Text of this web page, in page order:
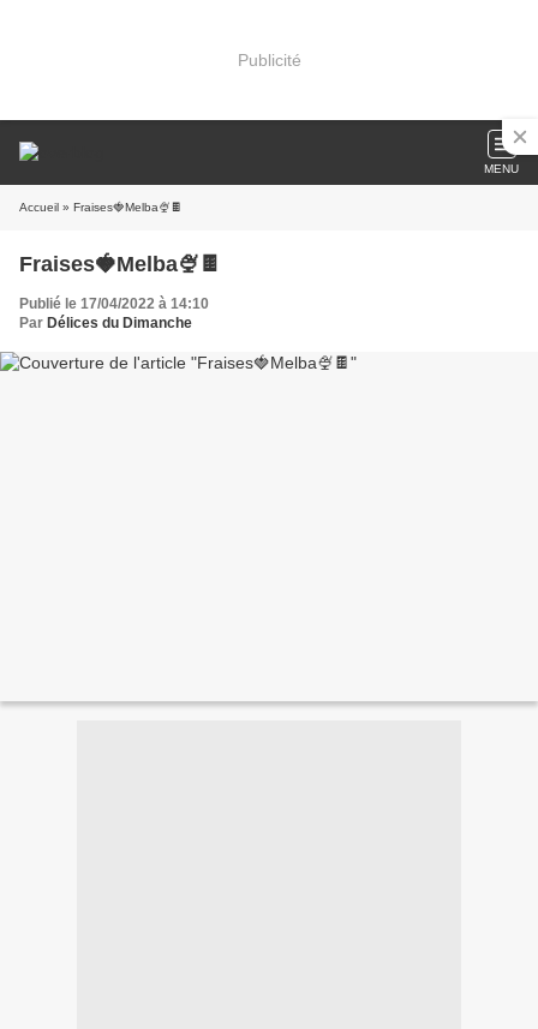
Publicité
MENU
Accueil » Fraises🍓Melba🍨🍫
Fraises🍓Melba🍨🍫
Publié le 17/04/2022 à 14:10
Par Délices du Dimanche